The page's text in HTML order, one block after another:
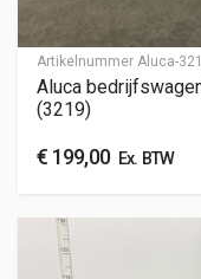
Artikelnummer Aluca-
Aluca
(3219)
€ 199,00Ex. BTW